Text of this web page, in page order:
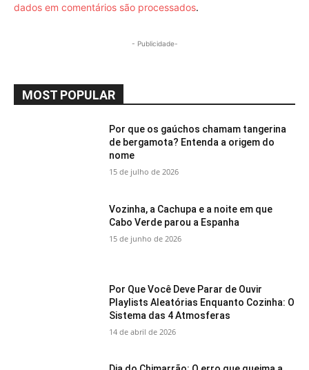
dados em comentários são processados.
- Publicidade-
MOST POPULAR
Por que os gaúchos chamam tangerina
de bergamota? Entenda a origem do
nome
15 de julho de 2026
Vozinha, a Cachupa e a noite em que
Cabo Verde parou a Espanha
15 de junho de 2026
Por Que Você Deve Parar de Ouvir
Playlists Aleatórias Enquanto Cozinha: O
Sistema das 4 Atmosferas
14 de abril de 2026